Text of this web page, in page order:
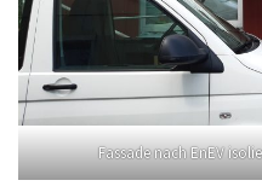
Fassade nach EnEV